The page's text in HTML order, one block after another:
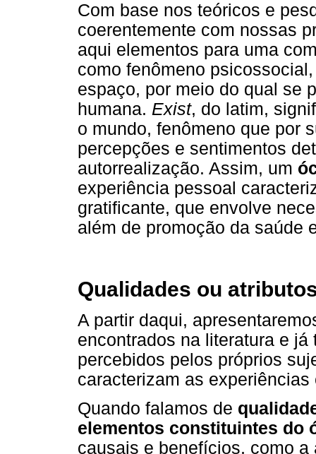
Com base nos teóricos e
coerentemente com nossas
aqui elementos para uma
como fenômeno
espaço, por meio do qual se
humana. Exist, do latim,
o mundo, fenômeno que por
percepções e sentimentos
autorrealização. Assim, um
experiência pessoal
gratificante, que envolve
além de promoção da saúde
Qualidades ou
A partir daqui,
encontrados na literatura e
percebidos pelos próprios
caracterizam as experiências
Quando falamos de
elementos constituintes do
causais e benefícios, como